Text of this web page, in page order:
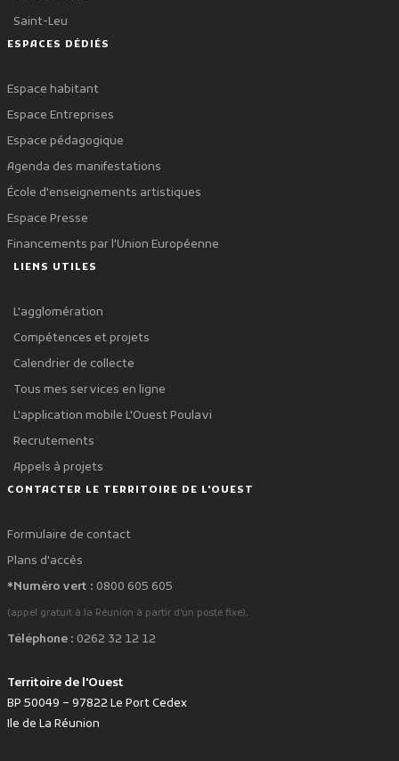
Saint-Leu
ESPACES DÉDIÉS
Espace habitant
Espace Entreprises
Espace pédagogique
Agenda des manifestations
École d'enseignements artistiques
Espace Presse
Financements par l'Union Européenne
LIENS UTILES
L'agglomération
Compétences et projets
Calendrier de collecte
Tous mes services en ligne
L'application mobile L'Ouest Poulavi
Recrutements
Appels à projets
CONTACTER LE TERRITOIRE DE L'OUEST
Formulaire de contact
Plans d'accès
*Numéro vert : 0800 605 605
(appel gratuit à la Réunion à partir d'un poste fixe).
Téléphone : 0262 32 12 12
Territoire de l'Ouest
BP 50049 – 97822 Le Port Cedex
Ile de La Réunion